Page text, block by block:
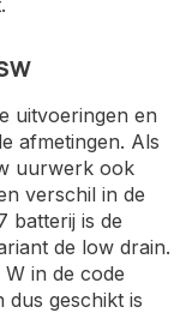
uitvoeringen en
afmetingen. Als
uurwerk ook
verschil in de
batterij is de
de low drain.
in de code
dus geschikt is